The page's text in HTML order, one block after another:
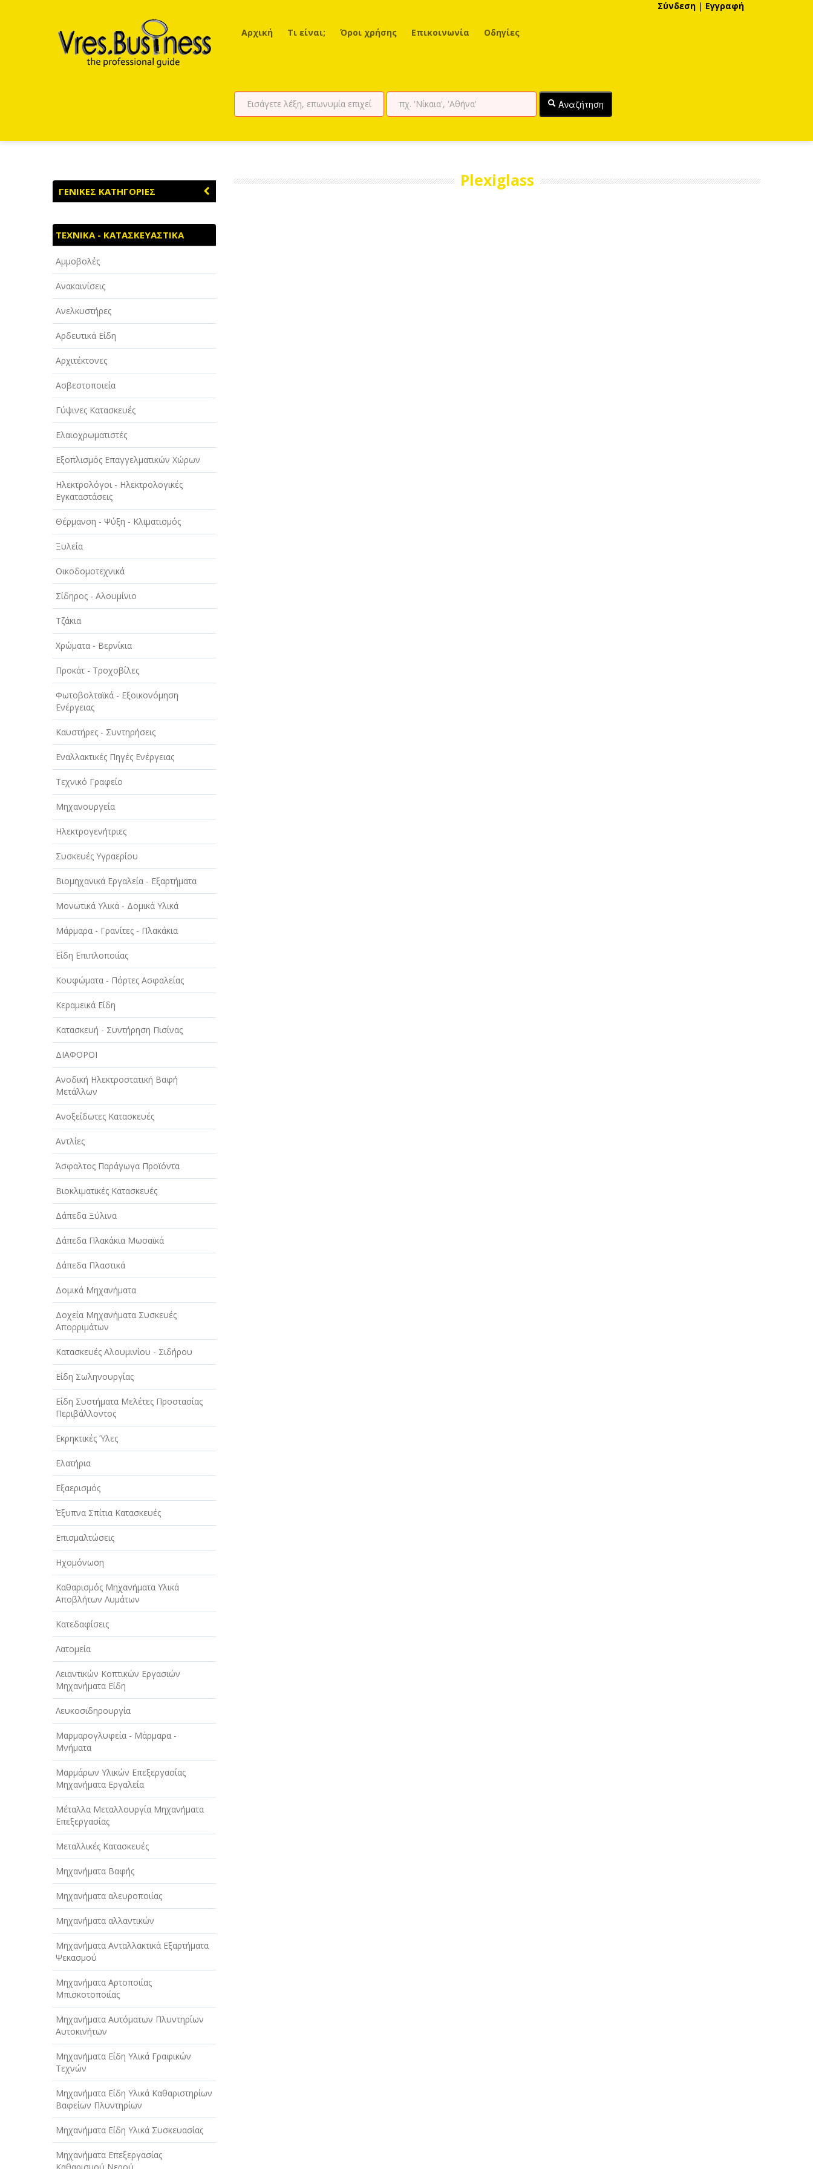
Αρχική Τι είναι; Όροι χρήσης Επικοινωνία Οδηγίες
Σύνδεση | Εγγραφή
Αναζήτηση
ΓΕΝΙΚΕΣ ΚΑΤΗΓΟΡΙΕΣ
ΑΓΡΟΤΙΚΑ - ΚΤΗΝΟΤΡΟΦΙΚΑ
ΑΘΛΗΤΙΣΜΟΣ
ΑΥΤΟΚΙΝΗΤΑ - ΜΗΧΑΝΕΣ - ΣΚΑΦΗ
ΔΙΑΣΚΕΔΑΣΗ - ΨΥΧΑΓΩΓΙΑ - ΤΕΧΝΕΣ
ΔΙΑΦΗΜΙΣΗ - ΜΜΕ
ΕΚΚΛΗΣΙΕΣ - ΦΙΛΑΝΘΡΩΠΙΚΑ
ΣΩΜΑΤΕΙΑ
ΕΚΠΑΙΔΕΥΣΗ - ΣΧΟΛΕΣ
ΕΜΠΟΡΙΟ - ΕΜΠΟΡΙΚΑ ΚΑΤΑΣΤΗΜΑΤΑ
ΕΡΓΟΣΤΑΣΙΑ - ΒΙΟΜΗΧΑΝΙΕΣ
ΞΕΝΟΔΟΧΕΙΑ - ΤΟΥΡΙΣΜΟΣ
ΟΜΟΡΦΙΑ
ΠΑΡΟΧΗ ΥΠΗΡΕΣΙΩΝ
ΤΕΧΝΙΚΑ - ΚΑΤΑΣΚΕΥΑΣΤΙΚΑ
ΤΕΧΝΟΛΟΓΙΑ
ΥΓΕΙΑ - ΙΑΤΡΟΙ
ΦΑΓΗΤΟ
ΤΕΧΝΙΚΑ - ΚΑΤΑΣΚΕΥΑΣΤΙΚΑ
Αμμοβολές
Ανακαινίσεις
Ανελκυστήρες
Αρδευτικά Είδη
Αρχιτέκτονες
Ασβεστοποιεία
Γύψινες Κατασκευές
Ελαιοχρωματιστές
Εξοπλισμός Επαγγελματικών Χώρων
Ηλεκτρολόγοι - Ηλεκτρολογικές
Εγκαταστάσεις
Θέρμανση - Ψύξη - Κλιματισμός
Ξυλεία
Οικοδομοτεχνικά
Σίδηρος - Αλουμίνιο
Τζάκια
Χρώματα - Βερνίκια
Προκάτ - Τροχοβίλες
Φωτοβολταϊκά - Εξοικονόμηση
Ενέργειας
Καυστήρες - Συντηρήσεις
Εναλλακτικές Πηγές Ενέργειας
Τεχνικό Γραφείο
Μηχανουργεία
Ηλεκτρογενήτριες
Συσκευές Υγραερίου
Βιομηχανικά Εργαλεία - Εξαρτήματα
Μονωτικά Υλικά - Δομικά Υλικά
Μάρμαρα - Γρανίτες - Πλακάκια
Είδη Επιπλοποιίας
Κουφώματα - Πόρτες Ασφαλείας
Κεραμεικά Είδη
Κατασκευή - Συντήρηση Πισίνας
ΔΙΑΦΟΡΟΙ
Ανοδική Ηλεκτροστατική Βαφή
Μετάλλων
Ανοξείδωτες Κατασκευές
Αντλίες
Άσφαλτος Παράγωγα Προϊόντα
Βιοκλιματικές Κατασκευές
Δάπεδα Ξύλινα
Δάπεδα Πλακάκια Μωσαϊκά
Δάπεδα Πλαστικά
Δομικά Μηχανήματα
Δοχεία Μηχανήματα Συσκευές
Απορριμάτων
Κατασκευές Αλουμινίου - Σιδήρου
Είδη Σωληνουργίας
Είδη Συστήματα Μελέτες Προστασίας
Περιβάλλοντος
Εκρηκτικές Ύλες
Ελατήρια
Εξαερισμός
Έξυπνα Σπίτια Κατασκευές
Επισμαλτώσεις
Ηχομόνωση
Καθαρισμός Μηχανήματα Υλικά
Αποβλήτων Λυμάτων
Κατεδαφίσεις
Λατομεία
Λειαντικών Κοπτικών Εργασιών
Μηχανήματα Είδη
Λευκοσιδηρουργία
Μαρμαρογλυφεία - Μάρμαρα -
Μνήματα
Μαρμάρων Υλικών Επεξεργασίας
Μηχανήματα Εργαλεία
Μέταλλα Μεταλλουργία Μηχανήματα
Επεξεργασίας
Μεταλλικές Κατασκευές
Μηχανήματα Βαφής
Μηχανήματα αλευροποιίας
Μηχανήματα αλλαντικών
Μηχανήματα Ανταλλακτικά Εξαρτήματα
Ψεκασμού
Μηχανήματα Αρτοποιίας
Μπισκοτοποιίας
Μηχανήματα Αυτόματων Πλυντηρίων
Αυτοκινήτων
Μηχανήματα Είδη Υλικά Γραφικών
Τεχνών
Μηχανήματα Είδη Υλικά Καθαριστηρίων
Βαφείων Πλυντηρίων
Μηχανήματα Είδη Υλικά Συσκευασίας
Μηχανήματα Επεξεργασίας
Plexiglass